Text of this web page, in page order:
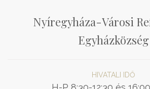
Nyíregyháza-Városi
Egyházközség
HIVATALI IDŐ